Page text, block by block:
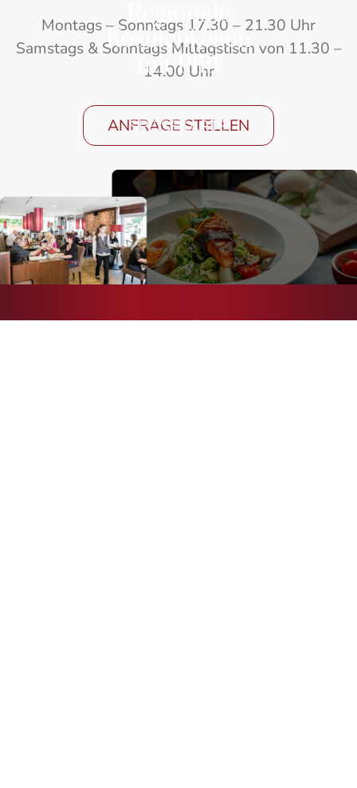
Regionale
Köstlichkeiten
mit Pfiff
SPEISEKARTE
Montags – Sonntags 17.30 – 21.30 Uhr
Samstags & Sonntags Mittagstisch von 11.30 –
14.00 Uhr
ANFRAGE STELLEN
TRADITIONEN